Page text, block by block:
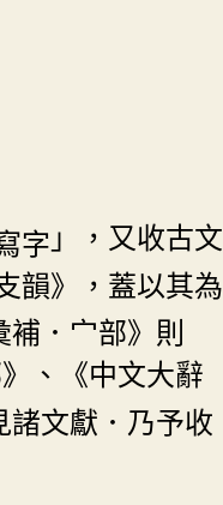
」，又收古文
韻》，蓋以其為
．宀部》則
、《中文大辭
諸文獻．乃予收